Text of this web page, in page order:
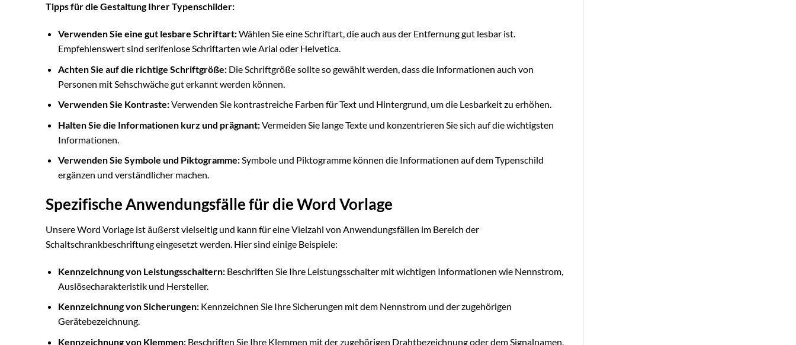
Tipps für die Gestaltung Ihrer Typenschilder:
Verwenden Sie eine gut lesbare Schriftart:Wählen Sie eine Schriftart, die auch aus der Entfernung gut lesbar ist.
Empfehlenswert sind serifenlose Schriftarten wie Arial oder Helvetica.
Achten Sie auf die richtige Schriftgröße:Die Schriftgröße sollte so gewählt werden, dass die Informationen auch von
Personen mit Sehschwäche gut erkannt werden können.
Verwenden Sie Kontraste:Verwenden Sie kontrastreiche Farben für Text und Hintergrund, um die Lesbarkeit zu erhöhen.
Halten Sie die Informationen kurz und prägnant:Vermeiden Sie lange Texte und konzentrieren Sie sich auf die wichtigsten
Informationen.
Verwenden Sie Symbole und Piktogramme:Symbole und Piktogramme können die Informationen auf dem Typenschild
ergänzen und verständlicher machen.
Spezifische Anwendungsfälle für die Word Vorlage
Unsere Word Vorlage ist äußerst vielseitig und kann für eine Vielzahl von Anwendungsfällen im Bereich der
Schaltschrankbeschriftung eingesetzt werden. Hier sind einige Beispiele:
Kennzeichnung von Leistungsschaltern:Beschriften Sie Ihre Leistungsschalter mit wichtigen Informationen wie Nennstrom,
Auslösecharakteristik und Hersteller.
Kennzeichnung von Sicherungen:Kennzeichnen Sie Ihre Sicherungen mit dem Nennstrom und der zugehörigen
Gerätebezeichnung.
Kennzeichnung von Klemmen:Beschriften Sie Ihre Klemmen mit der zugehörigen Drahtbezeichnung oder dem Signalnamen.